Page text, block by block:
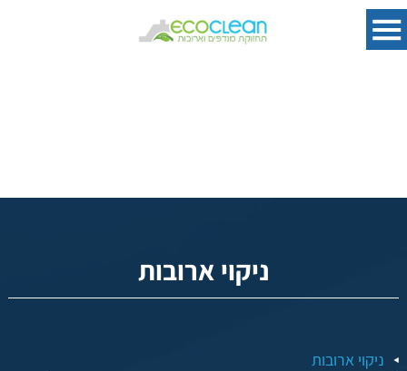
ניקוי ארובות
ניקוי ארובות